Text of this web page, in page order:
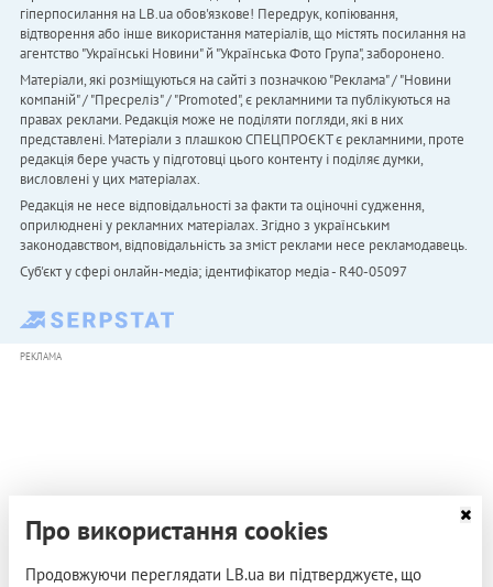
гіперпосилання на LB.ua обов'язкове! Передрук, копіювання,
відтворення або інше використання матеріалів, що містять посилання на
агентство "Українськi Новини" й "Українська Фото Група", заборонено.
Матеріали, які розміщуються на сайті з позначкою "Реклама" / "Новини
компаній" / "Пресреліз" / "Promoted", є рекламними та публікуються на
правах реклами. Редакція може не поділяти погляди, які в них
представлені. Матеріали з плашкою СПЕЦПРОЄКТ є рекламними, проте
редакція бере участь у підготовці цього контенту і поділяє думки,
висловлені у цих матеріалах.
Редакція не несе відповідальності за факти та оціночні судження,
оприлюднені у рекламних матеріалах. Згідно з українським
законодавством, відповідальність за зміст реклами несе рекламодавець.
Cуб'єкт у сфері онлайн-медіа; ідентифікатор медіа - R40-05097
РЕКЛАМА
Про використання cookies
Продовжуючи переглядати LB.ua ви підтверджуєте, що